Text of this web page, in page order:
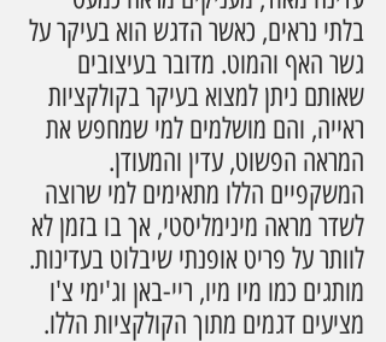
בלתי נראים, כאשר הדגש הוא בעיקר על
גשר האף והמוט. מדובר בעיצובים
שאותם ניתן למצוא בעיקר בקולקציות
ראייה, והם מושלמים למי שמחפש את
המראה הפשוט, עדין והמעודן.
המשקפיים הללו מתאימים למי שרוצה
לשדר מראה מינימליסטי, אך בו בזמן לא
לוותר על פריט אופנתי שיבלוט בעדינות.
מותגים כמו מיו מיו, ריי-באן וג'ימי צ'ו
מציעים דגמים מתוך הקולקציות הללו.